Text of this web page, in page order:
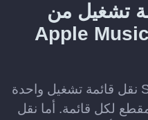
تشغيل من
SoundCloud إلى Apple Music
نعم. تتيح خطة Soundiiz Free نقل قائمة تشغيل واحدة
كل مرة، بحد أقصى 200 مقطع لكل قائمة. أما نقل